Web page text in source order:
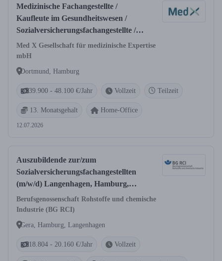
Medizinische Fachangestellte /
Kaufleute im Gesundheitswesen /
Sozialversicherungsfachangestellte /
Pflegefachkraft Leistungsregulierung
(m/w/d)
Med X Gesellschaft für medizinische Expertise
mbH
Dortmund, Hamburg
39.900 - 48.100 €/Jahr Vollzeit Teilzeit
13. Monatsgehalt Home-Office
12.07.2026
Auszubildende zur/zum
Sozialversicherungsfachangestellten
(m/w/d) Langenhagen, Hamburg,
Gera
Berufsgenossenschaft Rohstoffe und chemische
Industrie (BG RCI)
Gera, Hamburg, Langenhagen
18.804 - 20.160 €/Jahr Vollzeit